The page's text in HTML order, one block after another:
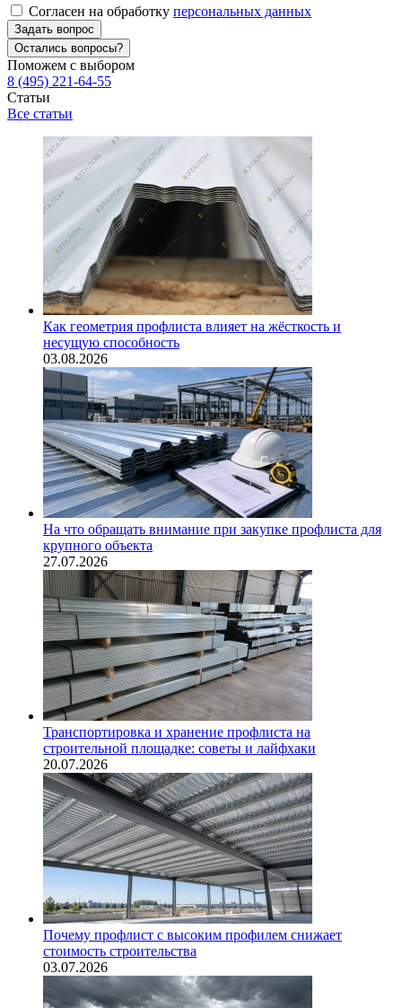
Согласен на обработку персональных данных
Задать вопрос
Остались вопросы?
Поможем с выбором
8 (495) 221-64-55
Статьи
Все статьи
Как геометрия профлиста влияет на жёсткость и
несущую способность
03.08.2026
На что обращать внимание при закупке профлиста для
крупного объекта
27.07.2026
Транспортировка и хранение профлиста на
строительной площадке: советы и лайфхаки
20.07.2026
Почему профлист с высоким профилем снижает
стоимость строительства
03.07.2026